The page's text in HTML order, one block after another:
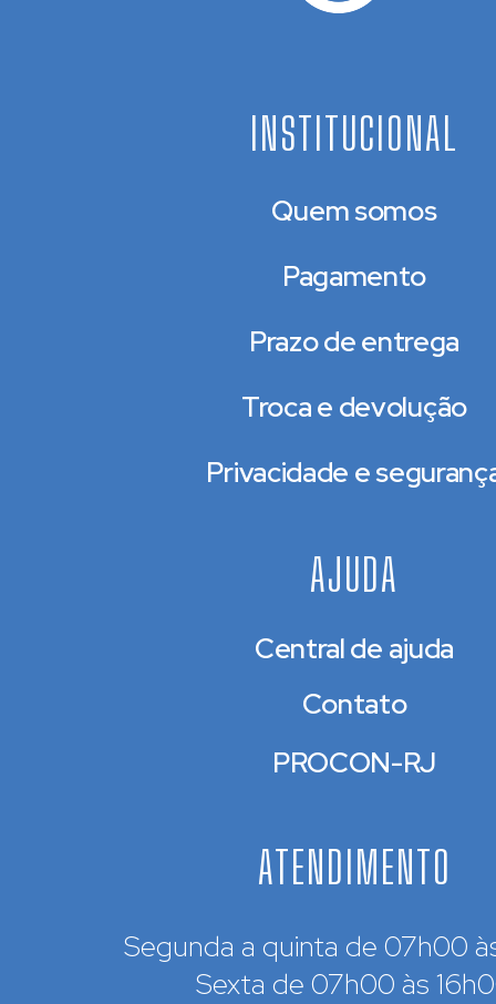
INSTITUCIONAL
Quem somos
Pagamento
Prazo de entrega
Troca e devolução
Privacidade e
AJUDA
Central de ajuda
Contato
PROCON-RJ
ATENDIMENTO
Segunda a quinta de 07h00
Sexta de 07h00 às